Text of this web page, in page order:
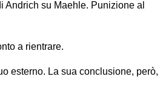
Andrich su Maehle. Punizione al
a rientrare.
esterno. La sua conclusione, però,